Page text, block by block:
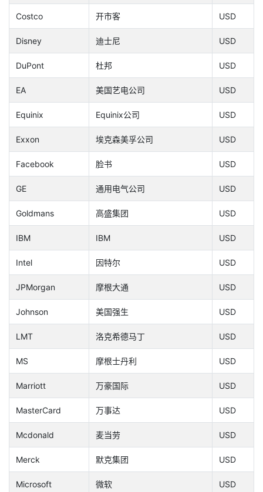
Costco 开市客 USD
Disney 迪士尼 USD
DuPont 杜邦 USD
EA 美国艺电公司 USD
Equinix Equinix公司 USD
Exxon 埃克森美孚公司 USD
Facebook 脸书 USD
GE 通用电气公司 USD
Goldmans 高盛集团 USD
IBM IBM USD
Intel 因特尔 USD
JPMorgan 摩根大通 USD
Johnson 美国强生 USD
LMT 洛克希德马丁 USD
MS 摩根士丹利 USD
Marriott 万豪国际 USD
MasterCard 万事达 USD
Mcdonald 麦当劳 USD
Merck 默克集团 USD
Microsoft 微软 USD